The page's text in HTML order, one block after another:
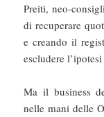
Preiti, neo-
di recuperare
e creando il
escludere
Ma il business
nelle mani delle